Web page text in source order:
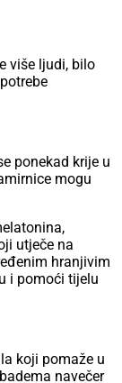
više ljudi, bilo
ponekad krije u
mogu
utječe na
hranjivim
i pomoći tijelu
koji pomaže u
navečer